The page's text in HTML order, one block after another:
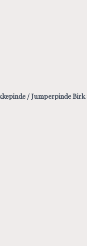
/ Jumperpinde Birk